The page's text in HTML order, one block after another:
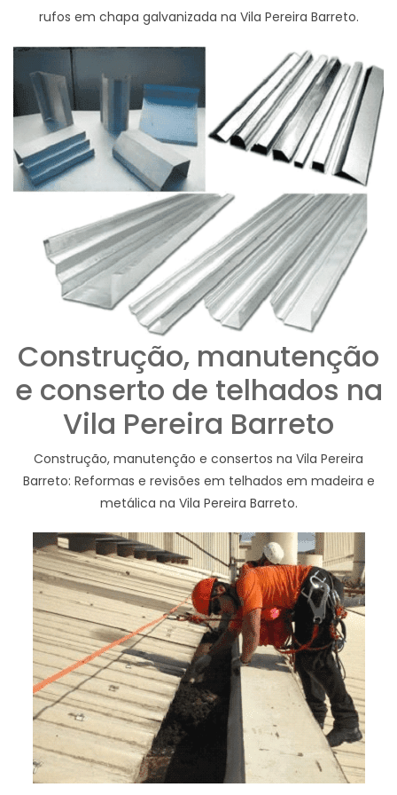
rufos em chapa galvanizada na Vila Pereira Barreto.
Construção, manutenção
e conserto de telhados na
Vila Pereira Barreto
Construção, manutenção e consertos na Vila Pereira
Barreto: Reformas e revisões em telhados em madeira e
metálica na Vila Pereira Barreto.